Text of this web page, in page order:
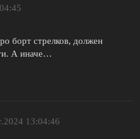
борт стрелков, должен
А иначе…
13:04:46